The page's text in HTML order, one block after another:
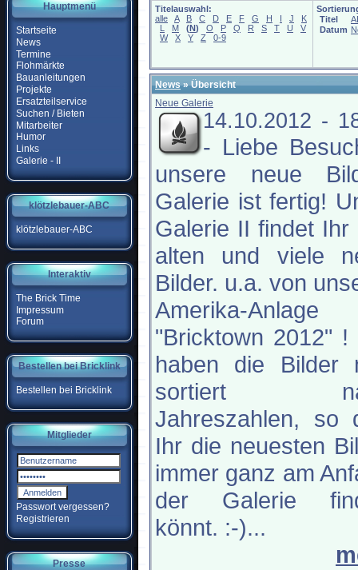
Hauptmenü
Startseite
News
Termine
Flohmärkte
Bauanleitungen
Projekte
Ersatzteilservice
Suchen / Bieten
Mitarbeiter
Humor
Links
Galerie - II
klötzlebauer-ABC
klötzlebauer-ABC
Interaktiv
The Brick Time
Impressum
Forum
Bestellen bei Bricklink
Bestellen bei Bricklink
Mitglieder
Passwort vergessen?
Registrieren
Presse
Titelauswahl:
alle
A B C D E F G H I J
K
L
M (N) O P Q R S T U
V
W
X Y Z 0-9
Titel
Datum
News» Übersicht
Neue Galerie
14.10.2012 -
- Liebe
unsere neue
Galerie ist fertig!
Galerie II findet Ihr
alten und viele
Bilder. u.a. von
Amerika-Anlage
"Bricktown 2012" !
haben die Bilder
sortiert
Jahreszahlen, so
Ihr die neuesten
immer ganz am
der Galerie
könnt. :-)...